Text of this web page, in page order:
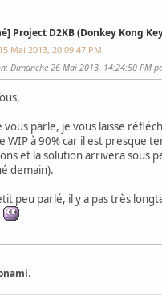
Project D2KB (Donkey Kong
Mai 2013, 20:09:47 PM
: Dimanche 26 Mai 2013, 14:24:50 PM
vous parle, je vous laisse
WIP à 90% car il est presque
et la solution arrivera sous
demain).
peu parlé, il y a pas très
.